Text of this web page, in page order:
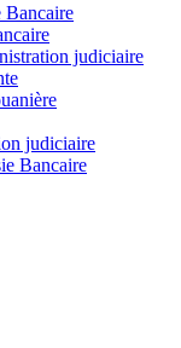
Bancaire
judiciaire
judiciaire
Bancaire